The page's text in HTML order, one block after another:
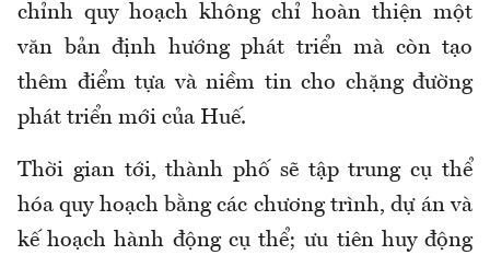
chỉnh quy hoạch không chỉ hoàn thiện một
văn bản định hướng phát triển mà còn tạo
thêm điểm tựa và niềm tin cho chặng đường
phát triển mới của Huế.
Thời gian tới, thành phố sẽ tập trung cụ thể
hóa quy hoạch bằng các chương trình, dự án và
kế hoạch hành động cụ thể; ưu tiên huy động